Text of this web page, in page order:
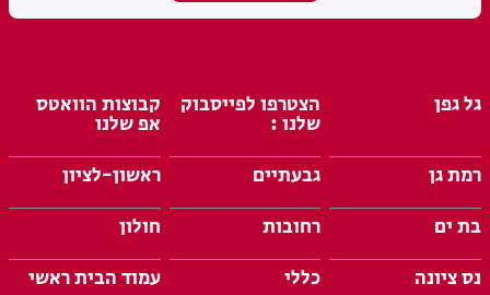
גל גפן הצטרפו לפייסבוק
שלנו :
קבוצות הוואטס
אפ שלנו
רמת גן
גבעתיים
ראשון-לציון
בת ים
רחובות
חולון
נס ציונה
כללי
עמוד הבית ראשי